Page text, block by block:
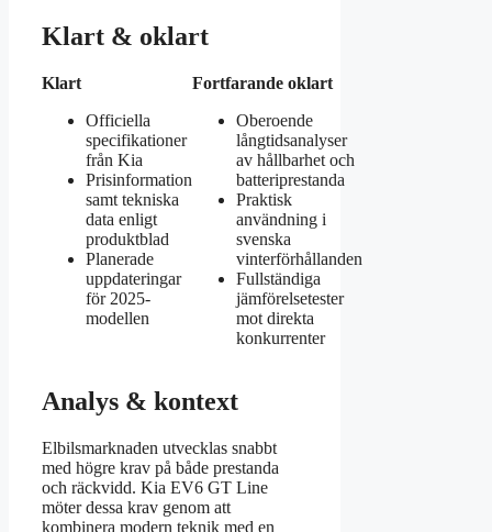
Klart & oklart
Klart
Officiella
specifikationer
från Kia
Prisinformation
samt tekniska
data enligt
produktblad
Planerade
uppdateringar
för 2025-
modellen
Fortfarande oklart
Oberoende
långtidsanalyser
av hållbarhet och
batteriprestanda
Praktisk
användning i
svenska
vinterförhållanden
Fullständiga
jämförelsetester
mot direkta
konkurrenter
Analys & kontext
Elbilsmarknaden utvecklas snabbt
med högre krav på både prestanda
och räckvidd. Kia EV6 GT Line
möter dessa krav genom att
kombinera modern teknik med en